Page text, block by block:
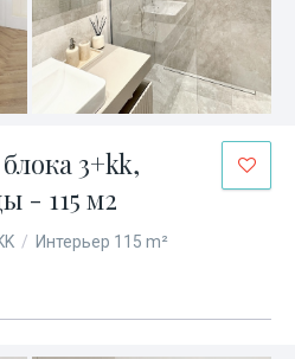
3+kk,
- 115 м2
/ Интерьер 115 m²